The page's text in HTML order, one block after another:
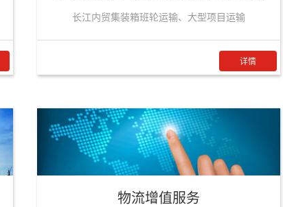
长江内贸集装箱班轮运输、大型项目运输
详情
物流增值服务